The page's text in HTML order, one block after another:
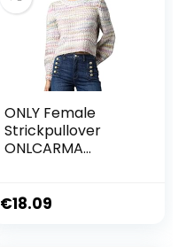
ONLY Female
Strickpullover
ONLCARMA
€18.09